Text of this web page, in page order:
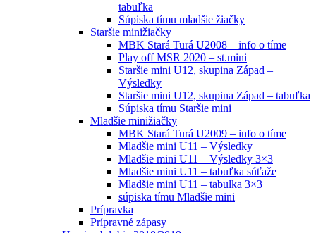
tabuľka
Súpiska tímu mladšie žiačky
Staršie minižiačky
MBK Stará Turá U2008 – info o tíme
Play off MSR 2020 – st.mini
Staršie mini U12, skupina Západ –
Výsledky
Staršie mini U12, skupina Západ – tabuľka
Súpiska tímu Staršie mini
Mladšie minižiačky
MBK Stará Turá U2009 – info o tíme
Mladšie mini U11 – Výsledky
Mladšie mini U11 – Výsledky 3×3
Mladšie mini U11 – tabuľka súťaže
Mladšie mini U11 – tabulka 3×3
súpiska tímu Mladšie mini
Prípravka
Prípravné zápasy